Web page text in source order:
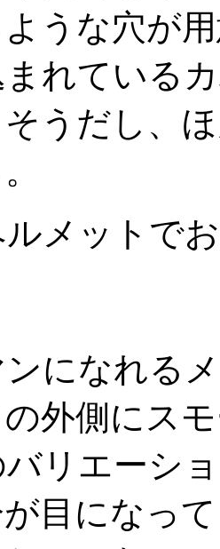
ような穴が
れている
うだし、
メットで
になれる
外側にス
リエーシ
目になっ